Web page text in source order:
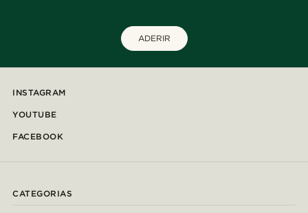
ADERIR
INSTAGRAM
YOUTUBE
FACEBOOK
CATEGORIAS